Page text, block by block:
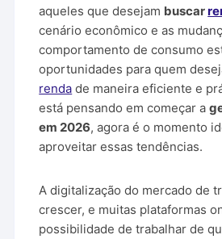
aqueles que desejam buscar
cenário econômico e as
comportamento de consumo
oportunidades para quem
renda de maneira eficiente e
está pensando em começar a
em 2026, agora é o momento
aproveitar essas tendências.
A digitalização do mercado de
crescer, e muitas plataformas
possibilidade de trabalhar de